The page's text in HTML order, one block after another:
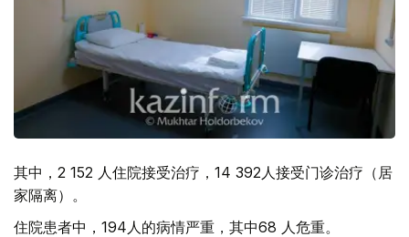
其中，2 152 人住院接受治疗，14 392人接受门诊治疗（居
家隔离）。
住院患者中，194人的病情严重，其中68 人危重。